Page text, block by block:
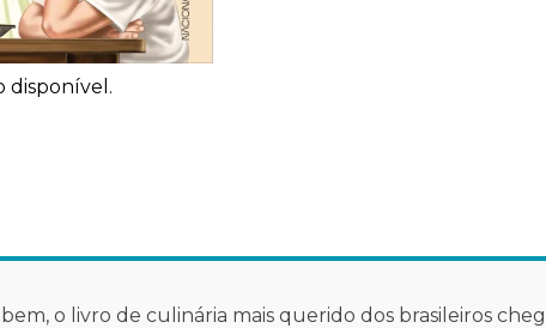
disponível.
o livro de culinária mais querido dos brasileiros